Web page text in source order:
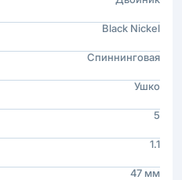
Black Nickel
Спиннинговая
Ушко
5
1.1
47 мм